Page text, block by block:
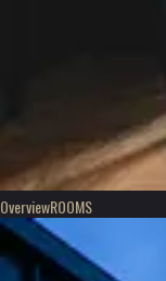
OverviewROOMS